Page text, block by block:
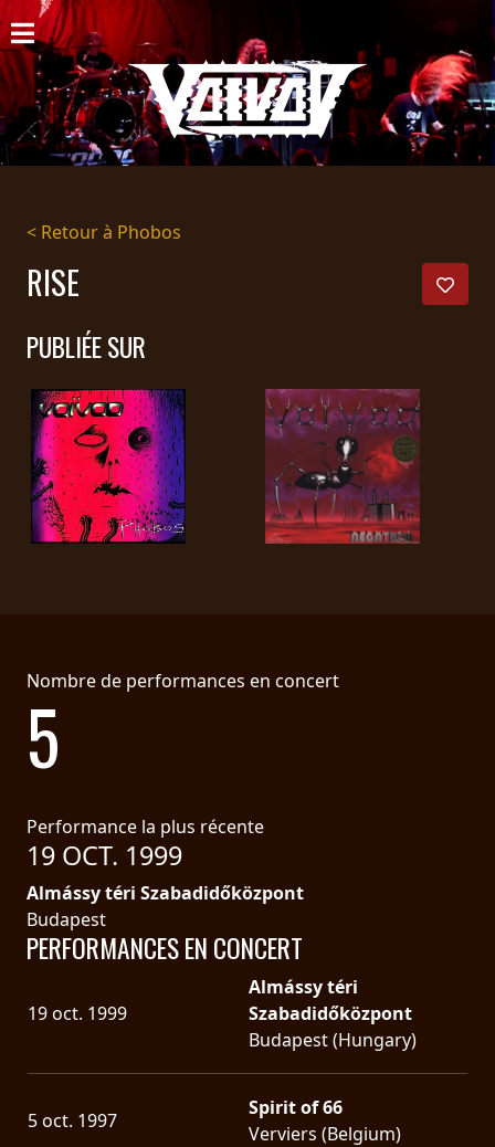
ACCUEIL
NOUVELLES
CONCERTS
DISCOGRAPHIE
GALERIE
BIO
PANIER
MAGASIN
DIFFUSION
PRESSE
NOUS
D'UTILISATION
POLITIQUE
DE
CONFIDENTIALITÉ
RETOURS
< Retour à Phobos
RISE
PUBLIÉE SUR
Nombre de performances en concert
5
Performance la plus récente
19 OCT. 1999
Almássy téri Szabadidőközpont
Budapest
PERFORMANCES EN CONCERT
19 oct. 1999
Almássy téri
Szabadidőközpont
Budapest (Hungary)
5 oct. 1997
Spirit of 66
Verviers (Belgium)